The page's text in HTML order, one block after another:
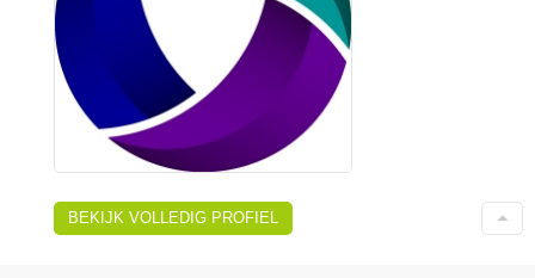
BEKIJK VOLLEDIG PROFIEL